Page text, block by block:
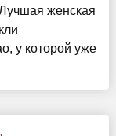
женская
у которой уже